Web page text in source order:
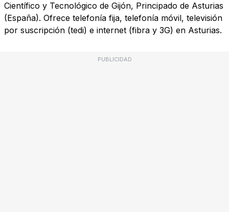
Científico y Tecnológico de Gijón, Principado de Asturias
(España). Ofrece telefonía fija, telefonía móvil, televisión
por suscripción (tedi) e internet (fibra y 3G) en Asturias.
PUBLICIDAD